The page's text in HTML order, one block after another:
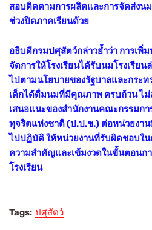
สอบติดตามการผลิตและการจัดส่งน
ช่วงปิดภาคเรียนด้วย
อธิบดีกรมปศุสัตว์กล่าวย้ำว่า การเพิ่
จัดการให้โรงเรียนได้รับนมโรงเรีย
ไปตามนโยบายของรัฐบาลและกระท
เด็กได้ดื่มนมที่มีคุณภาพ ครบถ้วน ไม่
เสนอแนะของสำนักงานคณะกรรมก
ทุจริตแห่งชาติ (ป.ป.ช.) ต่อหน่วยงา
ไปปฏิบัติ ให้หน่วยงานที่รับผิดชอบใน
ความสำคัญและเข้มงวดในขั้นตอนก
โรงเรียน
Tags: ปศุสัตว์